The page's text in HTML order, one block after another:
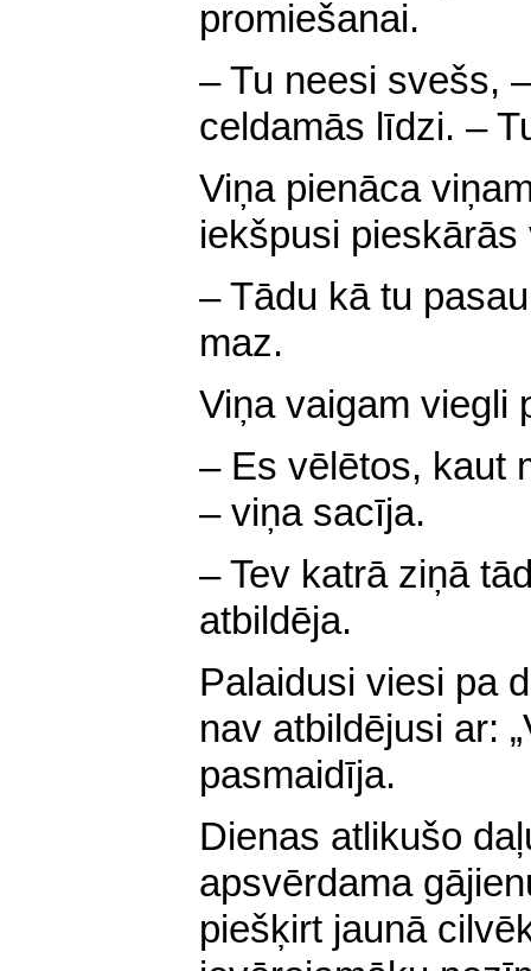
promiešanai.
– Tu neesi svešs,
celdamās līdzi. –
Viņa pienāca
iekšpusi pieskārās
– Tādu kā tu
maz.
Viņa vaigam viegli
– Es vēlētos, kaut
– viņa sacīja.
– Tev katrā ziņā
atbildēja.
Palaidusi viesi pa
nav atbildējusi ar:
pasmaidīja.
Dienas atlikušo
apsvērdama
piešķirt jaunā